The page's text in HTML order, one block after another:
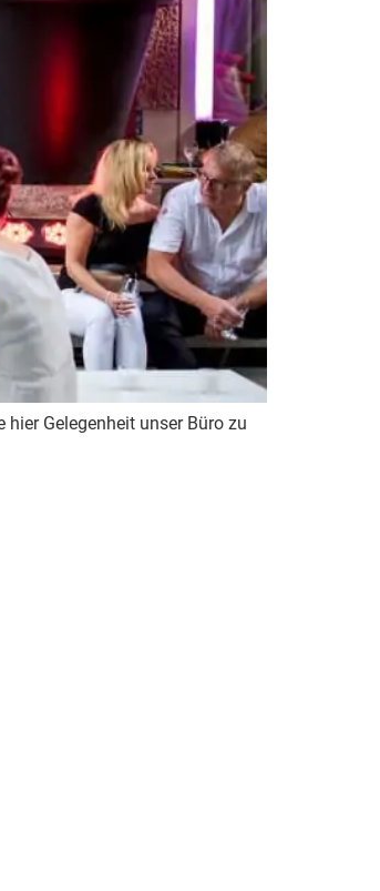
Gelegenheit unser Büro zu